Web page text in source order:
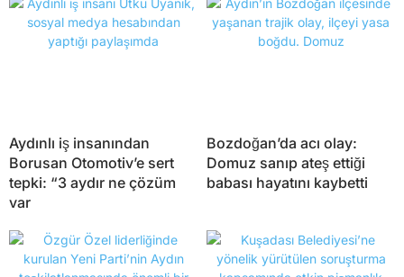
Aydınlı iş insanından
Borusan Otomotiv’e sert
tepki: “3 aydır ne çözüm
var
Bozdoğan’da acı olay:
Domuz sanıp ateş ettiği
babası hayatını kaybetti